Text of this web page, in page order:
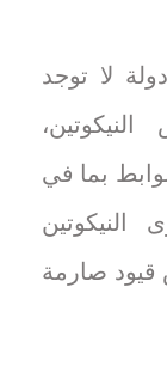
وقالت المنظمة إن حوالي 160 دولة لا توجد
بما في
قيود صارمة